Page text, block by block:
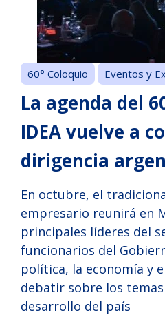
60° Coloquio Eventos y
La agenda del
IDEA vuelve a
dirigencia
En octubre, el
empresario reunirá en
principales líderes del
funcionarios del
política, la economía y
debatir sobre los
desarrollo del país